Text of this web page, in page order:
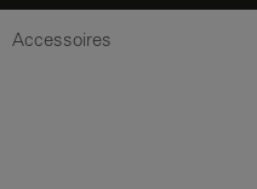
Accessoires